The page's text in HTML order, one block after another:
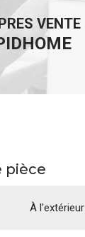
VENTE
pièce
À l'extérieur